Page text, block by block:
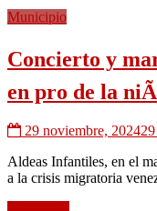
Municipio
Concierto y
en pro de la
29 noviembre, 2024
Aldeas Infantiles, en el
a la crisis migratoria